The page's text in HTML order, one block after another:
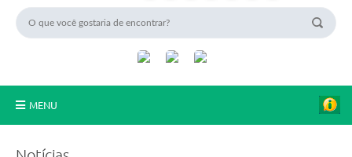
MENU